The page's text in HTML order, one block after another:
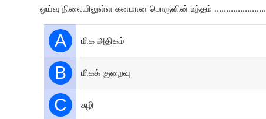
ஒய்வு நிலையிலுள்ள கனமான பொருளின் உந்தம் ………………….
A மிக அதிகம்
B மிகக் குறைவு
C சுழி